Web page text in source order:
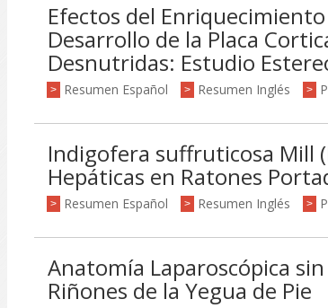
Efectos del
Desarrollo de la Placa
Desnutridas: Estudio
> Resumen Español > Resumen Inglés >
Indigofera suffruticosa Mill
Hepáticas en Ratones
> Resumen Español > Resumen Inglés >
Anatomía Laparoscópica
Riñones de la Yegua de Pie